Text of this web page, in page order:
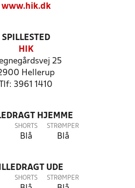
www.hik.dk
SPILLESTED
HIK
25
Hellerup
Tlf: 3961 1410
HJEMME
SHORTS
Blå
STRØMPER
Blå
UDE
SHORTS STRØMPER